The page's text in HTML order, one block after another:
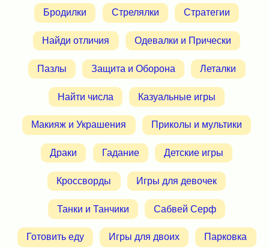
Бродилки Стрелялки Стратегии
Найди отличия Одевалки и Прически
Пазлы Защита и Оборона Леталки
Найти числа Казуальные игры
Макияж и Украшения Приколы и мультики
Драки Гадание Детские игры
Кроссворды Игры для девочек
Танки и Танчики Сабвей Серф
Готовить еду Игры для двоих Парковка